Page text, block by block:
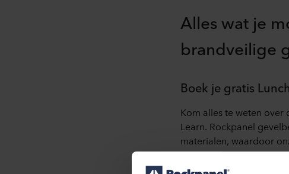
Alles wat je
brandveilige
Boek je gratis
Kom alles te weten over
Learn. Rockpanel
materialen, waardoor
organiserengraageen